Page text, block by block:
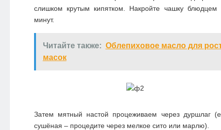
слишком крутым кипятком. Накройте чашку блюдцем
минут.
Читайте также: Облепиховое масло для
масок
Затем мятный настой процеживаем через дуршлаг
сушёная – процедите через мелкое сито или марлю).